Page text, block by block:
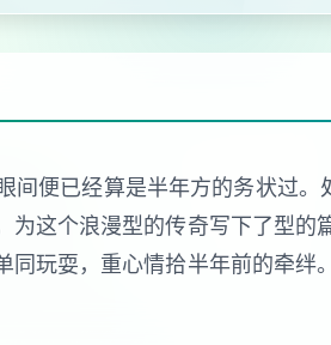
便已经算是半年方的务状过。
这个浪漫型的传奇写下了型
玩耍，重心情拾半年前的牵